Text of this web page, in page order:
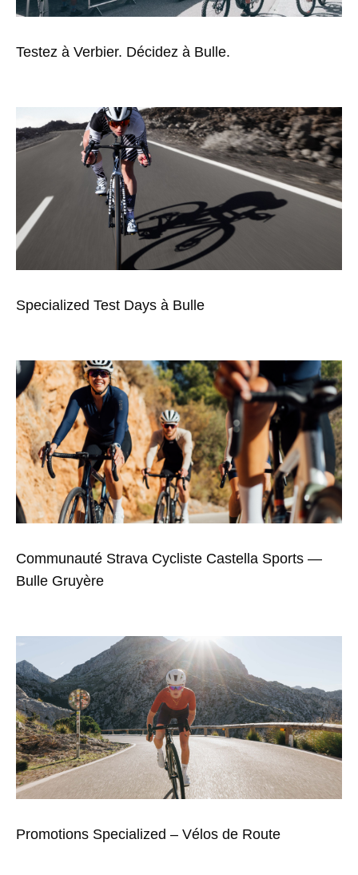
Testez à Verbier. Décidez à Bulle.
Specialized Test Days à Bulle
Communauté Strava Cycliste Castella Sports —
Bulle Gruyère
Promotions Specialized – Vélos de Route